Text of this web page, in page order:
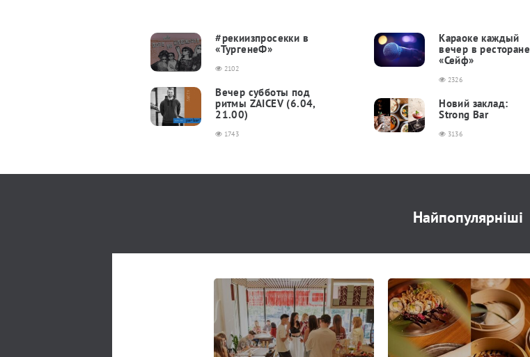
#рекиизпросекки в
«ТургенеФ»
2102
Вечер субботы под
ритмы ZAICEV (6.04,
21.00)
1743
Караоке каждый
вечер в ресторане
«Сейф»
2326
Новий заклад:
Strong Bar
3136
Найпопулярніші